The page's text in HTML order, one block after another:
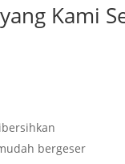
Kami
bergeser